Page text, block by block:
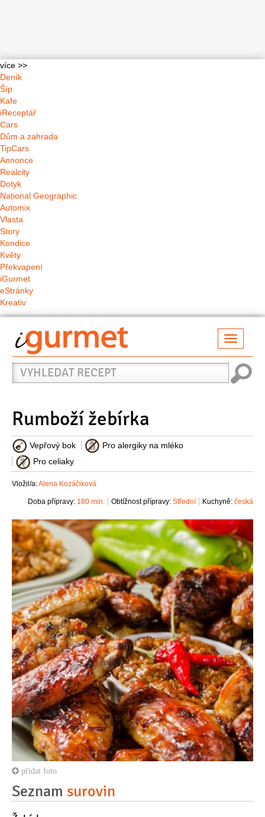
více >>
Deník
Šíp
Kafe
iReceptář
Cars
Dům a zahrada
TipCars
Annonce
Realcity
Dotyk
National Geographic
Automix
Vlasta
Story
Kondice
Květy
Překvapení
iGurmet
eStránky
Kreativ
Vyhledat
recept
Rumboží žebírka
Vepřový bok
Pro alergiky na mléko
Pro celiaky
Vložil/a:Alena Kozáčiková
Kuchyně: česká
Obtížnost přípravy: Střední
Doba přípravy: 180 min.
přidat foto
Seznam surovin